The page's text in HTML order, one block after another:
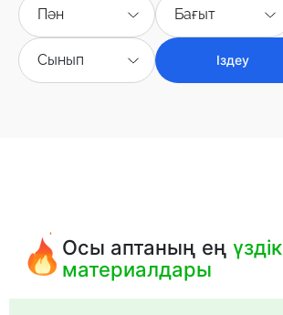
Пән Бағыт
Сынып Іздеу
Осы аптаның еңүздік
материалдары